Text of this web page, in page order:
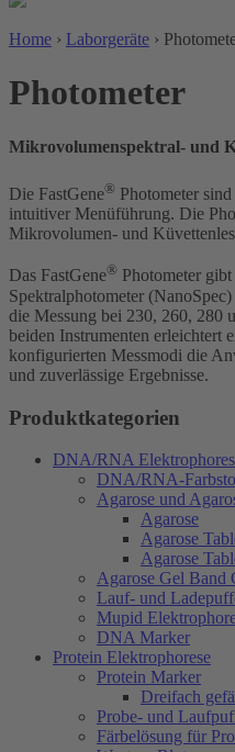
Home › Laborgeräte ›
Photometer
Mikrovolumenspektral- und
Die FastGene® Photometer
intuitiver Menüführung. Die
Mikrovolumen- und
Das FastGene® Photometer
Spektralphotometer
die Messung bei 230, 260, 280
beiden Instrumenten erleichtert
konfigurierten Messmodi die
und zuverlässige Ergebnisse.
Produktkategorien
DNA/RNA
DNA/RNA-
Agarose und
Agarose
Agarose
Agarose
Agarose Gel Band
Lauf- und
Mupid
DNA Marker
Protein Elektrophorese
Protein Marker
Dreifach
Probe- und
Färbelösung für